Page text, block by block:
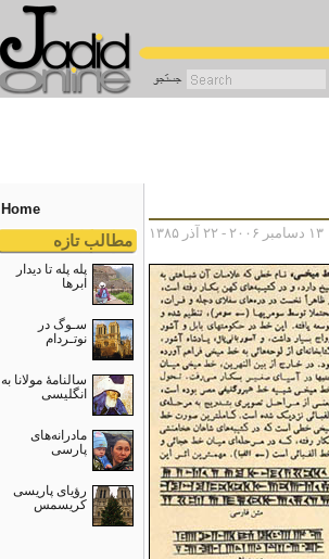
Home
مطالب تازه
پله پله تا دیدار
ابرها
سـوگ در
نوتـردام
سالنامۀ مولانا به
انگلیسی
مادرانه‌های
پارسی
رؤیای پاریسی
کریسمس
۱۳ دسامبر ۲۰۰۶ - ۲۲ آذر ۱۳۸۵